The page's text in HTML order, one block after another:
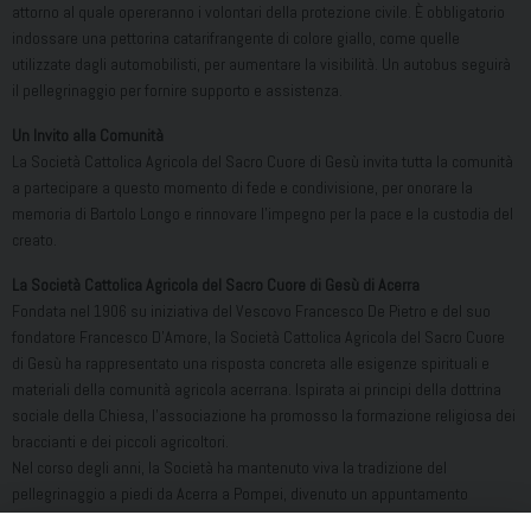
attorno al quale opereranno i volontari della protezione civile. È obbligatorio
indossare una pettorina catarifrangente di colore giallo, come quelle
utilizzate dagli automobilisti, per aumentare la visibilità. Un autobus seguirà
il pellegrinaggio per fornire supporto e assistenza.
Un Invito alla Comunità
La Società Cattolica Agricola del Sacro Cuore di Gesù invita tutta la comunità
a partecipare a questo momento di fede e condivisione, per onorare la
memoria di Bartolo Longo e rinnovare l’impegno per la pace e la custodia del
creato.
La Società Cattolica Agricola del Sacro Cuore di Gesù di Acerra
Fondata nel 1906 su iniziativa del Vescovo Francesco De Pietro e del suo
fondatore Francesco D’Amore, la Società Cattolica Agricola del Sacro Cuore
di Gesù ha rappresentato una risposta concreta alle esigenze spirituali e
materiali della comunità agricola acerrana. Ispirata ai principi della dottrina
sociale della Chiesa, l’associazione ha promosso la formazione religiosa dei
braccianti e dei piccoli agricoltori.
Nel corso degli anni, la Società ha mantenuto viva la tradizione del
pellegrinaggio a piedi da Acerra a Pompei, divenuto un appuntamento